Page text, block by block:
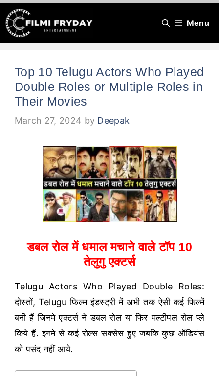
Skip
to
content
Menu
Top 10 Telugu Actors Who Played
Double Roles or Multiple Roles in
Their Movies
March 27, 2024 by Deepak
डबल रोल में धमाल मचाने वाले टॉप 10
तेलुगु एक्टर्स
Telugu Actors Who Played Double Roles:
दोस्तों, Telugu फिल्म इंडस्ट्री में अभी तक ऐसी कई फिल्में
बनी हैं जिनमे एक्टर्स ने डबल रोल या फिर मल्टीपल रोल प्ले
किये हैं. इनमे से कई रोल्स सक्सेस हुए जबकि कुछ ऑडियंस
को पसंद नहीं आये.